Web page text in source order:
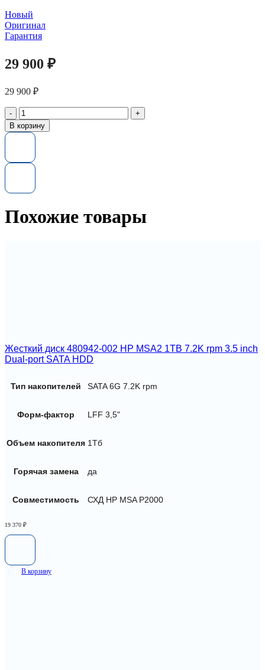
Новый
Оригинал
Гарантия
29 900 ₽
29 900 ₽
Количество
товара
Жесткий
765869-
2TB
7.2K
SATA
В корзину
Похожие товары
Жесткий диск 480942-002 HP MSA2 1TB 7.2K rpm 3.5 inch
Dual-port SATA HDD
Тип накопителей SATA 6G 7.2K rpm
Форм-фактор LFF 3,5"
Объем накопителя 1Тб
Горячая замена да
Совместимость СХД HP MSA P2000
19 370 ₽
В корзину